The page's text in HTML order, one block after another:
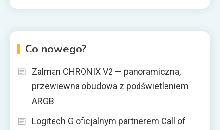
Co nowego?
Zalman CHRONIX V2 — panoramiczna,
przewiewna obudowa z podświetleniem
ARGB
Logitech G oficjalnym partnerem Call of